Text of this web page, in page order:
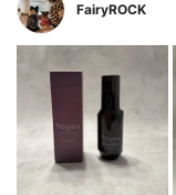
FairyROCK